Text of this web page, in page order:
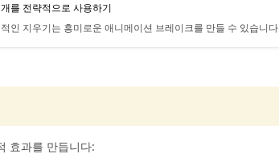
를 전략적으로 사용하기
인 지우기는 흥미로운 애니메이션 브레이크를 만들 수 있습니다
효과를 만듭니다: